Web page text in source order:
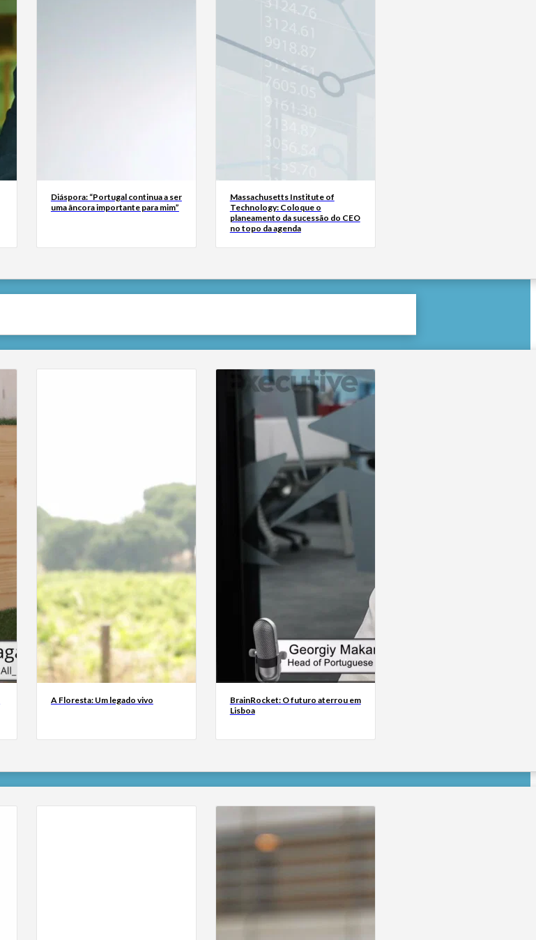
Diáspora: “Portugal continua a ser
uma âncora importante para mim”
Massachusetts Institute of
Technology: Coloque o
planeamento da sucessão do CEO
no topo da agenda
A Floresta: Um legado vivo
BrainRocket: O futuro aterrou em
Lisboa